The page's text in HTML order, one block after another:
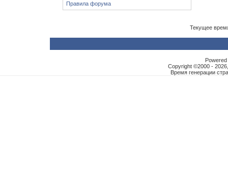
Правила форума
Текущее
Copyright ©2000 -
Время генерации